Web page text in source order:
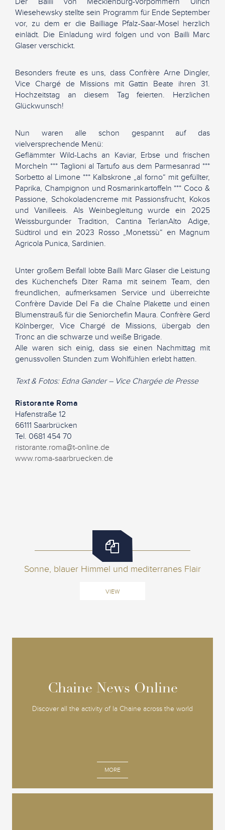
Wiesehewsky stellte sein Programm für Ende September
vor, zu dem er die Bailliage Pfalz-Saar-Mosel herzlich
einlädt. Die Einladung wird folgen und von Bailli Marc
Glaser verschickt.
Besonders freute es uns, dass Confrère Arne Dingler,
Vice Chargé de Missions mit Gattin Beate ihren 31.
Hochzeitstag an diesem Tag feierten. Herzlichen
Glückwunsch!
Nun waren alle schon gespannt auf das
vielversprechende Menü:
Geflämmter Wild-Lachs an Kaviar, Erbse und frischen
Morcheln *** Taglioni al Tartufo aus dem Parmesanrad ***
Sorbetto al Limone *** Kalbskrone „al forno“ mit gefüllter,
Paprika, Champignon und Rosmarinkartoffeln *** Coco &
Passione, Schokoladencreme mit Passionsfrucht, Kokos
und Vanilleeis. Als Weinbegleitung wurde ein 2025
Weissburgunder Tradition, Cantina TerlanAlto Adige,
Südtirol und ein 2023 Rosso „Monetssù“ en Magnum
Agricola Punica, Sardinien.
Unter großem Beifall lobte Bailli Marc Glaser die Leistung
des Küchenchefs Diter Rama mit seinem Team, den
freundlichen, aufmerksamen Service und überreichte
Confrère Davide Del Fa die Chaîne Plakette und einen
Blumenstrauß für die Seniorchefin Maura. Confrère Gerd
Kölnberger, Vice Chargé de Missions, übergab den
Tronc an die schwarze und weiße Brigade.
Alle waren sich einig, dass sie einen Nachmittag mit
genussvollen Stunden zum Wohlfühlen erlebt hatten.
Text & Fotos: Edna Gander – Vice Chargée de Presse
Ristorante Roma
Hafenstraße 12
66111 Saarbrücken
Tel. 0681 454 70
ristorante.roma@t-online.de
www.roma-saarbruecken.de
Sonne, blauer Himmel und mediterranes Flair
VIEW
Chaine News Online
Discover all the activity of la Chaine across the world
MORE
Chaine News Online